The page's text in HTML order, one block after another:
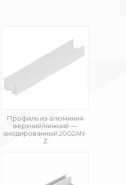
Профиль из алюминия
верхний/нижний —
анодированный 2002AN-
Z